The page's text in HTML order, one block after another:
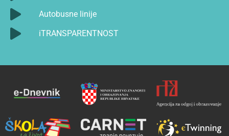
Autobusne linije
iTRANSPARENTNOST